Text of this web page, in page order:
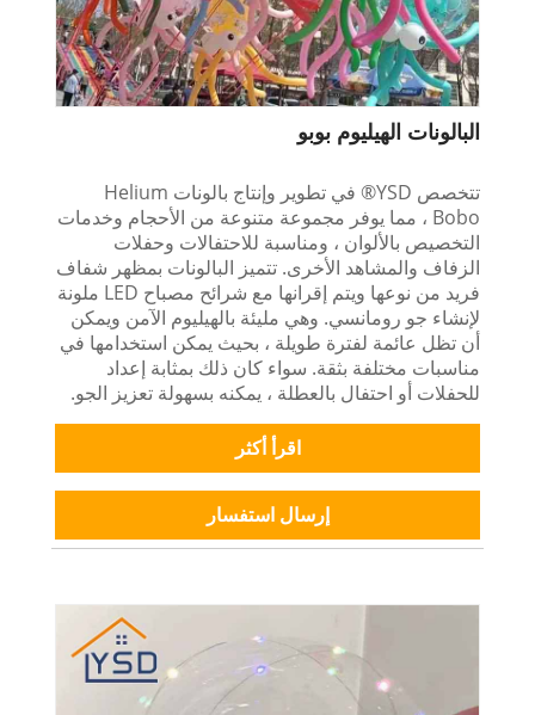
البالونات الهيليوم بوبو
تتخصص YSD® في تطوير وإنتاج بالونات Helium
Bobo ، مما يوفر مجموعة متنوعة من الأحجام وخدمات
التخصيص بالألوان ، ومناسبة للاحتفالات وحفلات
الزفاف والمشاهد الأخرى. تتميز البالونات بمظهر شفاف
فريد من نوعها ويتم إقرانها مع شرائح مصباح LED ملونة
لإنشاء جو رومانسي. وهي مليئة بالهيليوم الآمن ويمكن
أن تظل عائمة لفترة طويلة ، بحيث يمكن استخدامها في
مناسبات مختلفة بثقة. سواء كان ذلك بمثابة إعداد
للحفلات أو احتفال بالعطلة ، يمكنه بسهولة تعزيز الجو.
اقرأ أكثر
إرسال استفسار